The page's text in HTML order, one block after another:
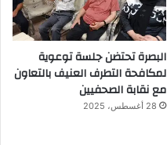
البصرة تحتضن جلسة توعوية
لمكافحة التطرف العنيف بالتعاون
مع نقابة الصحفيين
28 أغسطس، 2025